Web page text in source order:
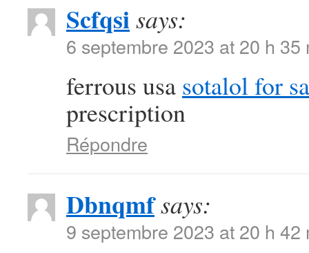
Scfqsisays:
6 septembre 2023 at 20 h 35
ferrous usa sotalol for
prescription
Répondre
Dbnqmfsays:
9 septembre 2023 at 20 h 42